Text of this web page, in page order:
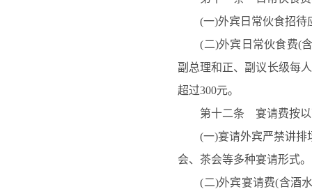
(一)外宾日常伙食招待
(二)外宾日常伙食费(
副总理和正、副议长级每
超过300元。
第十二条 宴请费按以
(一)宴请外宾严禁讲
会、茶会等多种宴请形式。
(二)外宾宴请费(含酒